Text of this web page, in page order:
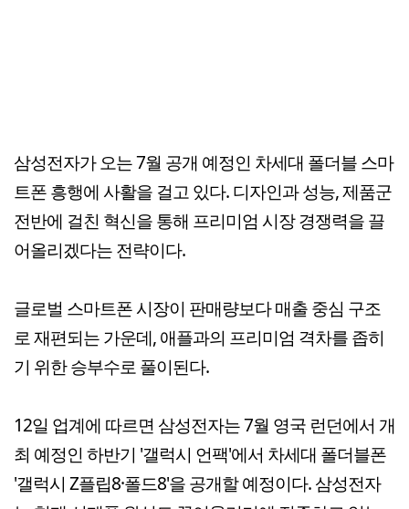
삼성전자가 오는 7월 공개 예정인 차세대 폴더블 스마
트폰 흥행에 사활을 걸고 있다. 디자인과 성능, 제품군
전반에 걸친 혁신을 통해 프리미엄 시장 경쟁력을 끌
어올리겠다는 전략이다.
글로벌 스마트폰 시장이 판매량보다 매출 중심 구조
로 재편되는 가운데, 애플과의 프리미엄 격차를 좁히
기 위한 승부수로 풀이된다.
12일 업계에 따르면 삼성전자는 7월 영국 런던에서 개
최 예정인 하반기 '갤럭시 언팩'에서 차세대 폴더블폰
'갤럭시 Z플립8·폴드8'을 공개할 예정이다. 삼성전자